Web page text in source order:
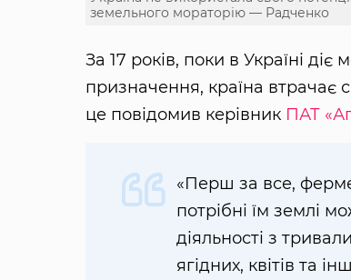
земельного мораторію — Радченко
За 17 років, поки в Україні
призначення, країна втрачає
це повідомив керівник ПАТ
«Перш за все,
потрібні їм землі
діяльності з
ягідних, квітів та